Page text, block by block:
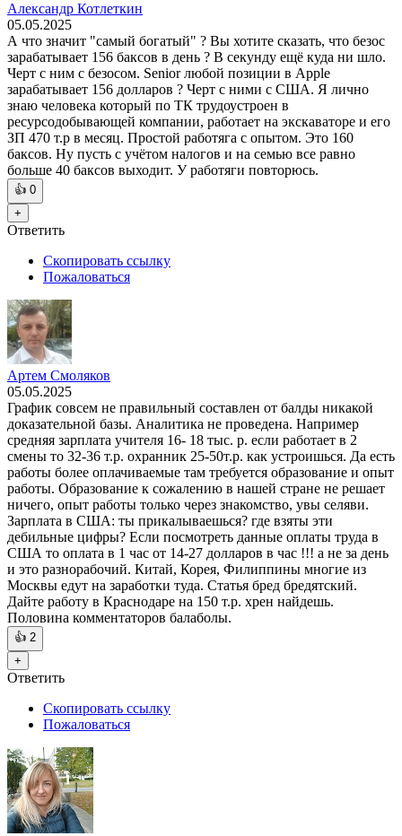
Александр Котлеткин
05.05.2025
А что значит "самый богатый" ? Вы хотите сказать, что безос
зарабатывает 156 баксов в день ? В секунду ещё куда ни шло.
Черт с ним с безосом. Senior любой позиции в Apple
зарабатывает 156 долларов ? Черт с ними с США. Я лично
знаю человека который по ТК трудоустроен в
ресурсодобывающей компании, работает на экскаваторе и его
ЗП 470 т.р в месяц. Простой работяга с опытом. Это 160
баксов. Ну пусть с учётом налогов и на семью все равно
больше 40 баксов выходит. У работяги повторюсь.
👍 0
+
Ответить
Скопировать ссылку
Пожаловаться
Артем Смоляков
05.05.2025
График совсем не правильный составлен от балды никакой
доказательной базы. Аналитика не проведена. Например
средняя зарплата учителя 16- 18 тыс. р. если работает в 2
смены то 32-36 т.р. охранник 25-50т.р. как устроишься. Да есть
работы более оплачиваемые там требуется образование и опыт
работы. Образование к сожалению в нашей стране не решает
ничего, опыт работы только через знакомство, увы селяви.
Зарплата в США: ты прикалываешься? где взяты эти
дебильные цифры? Если посмотреть данные оплаты труда в
США то оплата в 1 час от 14-27 долларов в час !!! а не за день
и это разнорабочий. Китай, Корея, Филиппины многие из
Москвы едут на заработки туда. Статья бред бредятский.
Дайте работу в Краснодаре на 150 т.р. хрен найдешь.
Половина комментаторов балаболы.
👍 2
+
Ответить
Скопировать ссылку
Пожаловаться